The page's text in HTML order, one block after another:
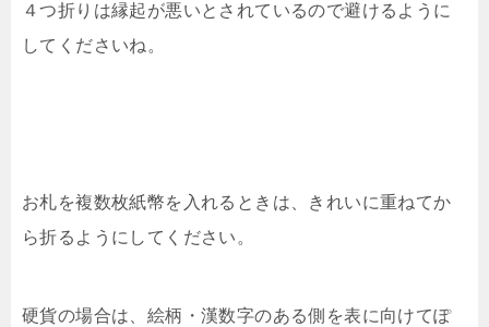
４つ折りは縁起が悪いとされているので避けるように
してくださいね。
お札を複数枚紙幣を入れるときは、きれいに重ねてか
ら折るようにしてください。
硬貨の場合は、絵柄・漢数字のある側を表に向けてぽ